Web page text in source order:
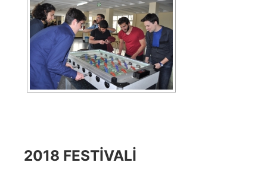
2018 FESTIVALI